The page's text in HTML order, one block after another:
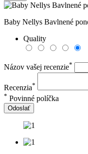
Baby Nellys Bavlnené
Quality
Názov vašej recenzie*
Recenzia*
* Povinné políčka
Odoslať